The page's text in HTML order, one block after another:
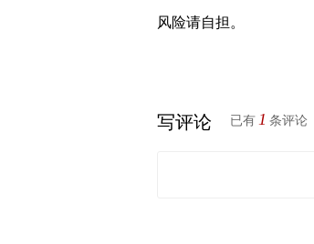
风险请自担。
写评论 已有 1 条评论